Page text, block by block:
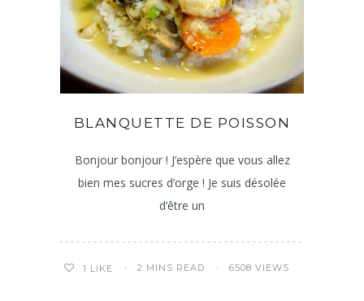
BLANQUETTE DE POISSON
Bonjour bonjour ! J’espère que vous allez
bien mes sucres d’orge ! Je suis désolée
d’être un
1 LIKE 2 MINS READ 6508 VIEWS